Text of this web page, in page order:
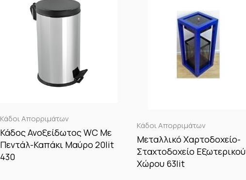
Κάδοι Απορριμάτων
Κάδος Ανοξείδωτος WC Με
Πεντάλ-Καπάκι Μαύρο 20lit
430
Κάδοι Απορριμάτων
Μεταλλικό Χαρτοδοχείο-
Σταχτοδοχείο Εξωτερικού
Χώρου 63lit